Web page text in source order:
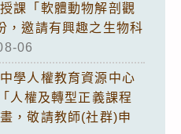
課「軟體動物解剖觀
，邀請有興趣之生物科
06
學人權教育資源中心
人權及轉型正義課程
，敬請教師(社群)申